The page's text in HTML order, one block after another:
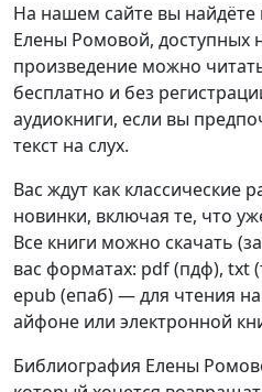
На нашем сайте вы найдёте
Елены Ромовой, доступных
произведение можно
бесплатно и без
аудиокниги, если вы
текст на слух.
Вас ждут как классические
новинки, включая те, что
Все книги можно скачать
вас форматах: pdf (пдф), txt
epub (епаб) — для чтения
айфоне или электронной
Библиография Елены